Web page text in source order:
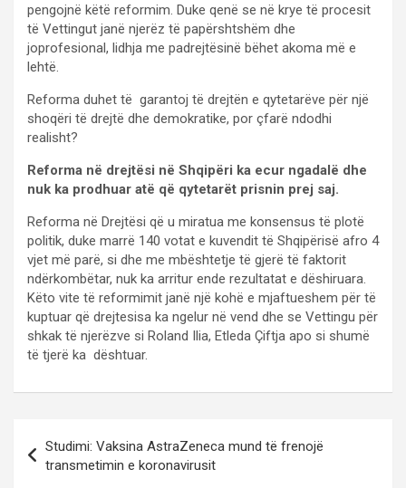
pengojnë këtë reformim. Duke qenë se në krye të procesit
të Vettingut janë njerëz të papërshtshëm dhe
joprofesional, lidhja me padrejtësinë bëhet akoma më e
lehtë.
Reforma duhet të garantoj të drejtën e qytetarëve për një
shoqëri të drejtë dhe demokratike, por çfarë ndodhi
realisht?
Reforma në drejtësi në Shqipëri ka ecur ngadalë dhe
nuk ka prodhuar atë që qytetarët prisnin prej saj.
Reforma në Drejtësi që u miratua me konsensus të plotë
politik, duke marrë 140 votat e kuvendit të Shqipërisë afro 4
vjet më parë, si dhe me mbështetje të gjerë të faktorit
ndërkombëtar, nuk ka arritur ende rezultatat e dëshiruara.
Këto vite të reformimit janë një kohë e mjaftueshem për të
kuptuar që drejtesisa ka ngelur në vend dhe se Vettingu për
shkak të njerëzve si Roland Ilia, Etleda Çiftja apo si shumë
të tjerë ka dështuar.
Studimi: Vaksina AstraZeneca mund të frenojë
transmetimin e koronavirusit